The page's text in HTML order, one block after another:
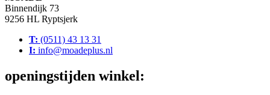
Binnendijk 73
9256 HL Ryptsjerk
T: (0511) 43 13 31
I: info@moadeplus.nl
openingstijden winkel: